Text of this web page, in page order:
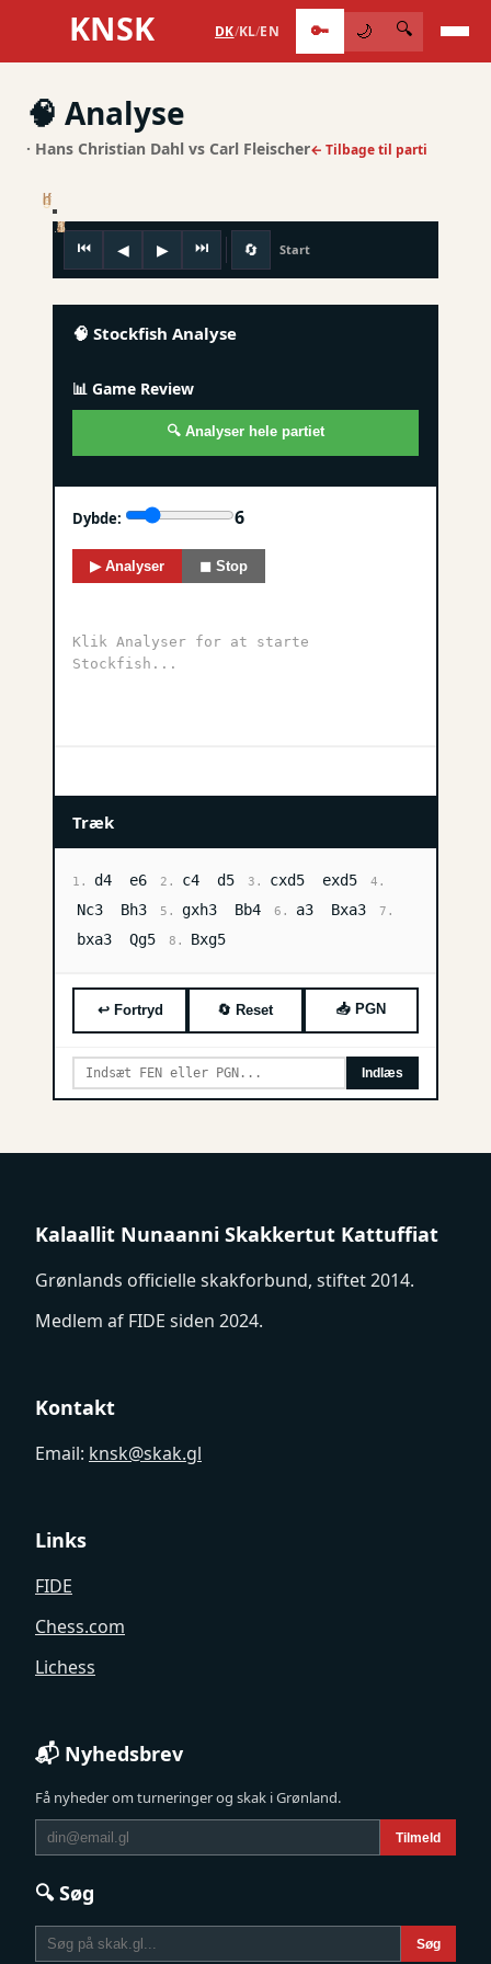
KNSK DK/KL/EN 🔑 🌙 🔍
🧠 Analyse
· Hans Christian Dahl vs Carl Fleischer← Tilbage til parti
⏮ ◀ ▶ ⏭ 🔄 Start
🧠 Stockfish Analyse
📊 Game Review
🔍 Analyser hele partiet
Dybde: 6
▶ Analyser ◼ Stop
Klik Analyser for at starte
Stockfish...
Træk
1. d4 e6 2. c4 d5 3. cxd5 exd5 4.
Nc3 Bh3 5. gxh3 Bb4 6. a3 Bxa3 7.
bxa3 Qg5 8. Bxg5
↩ Fortryd 🔄 Reset 📥 PGN
Indlæs
Kalaallit Nunaanni Skakkertut Kattuffiat
Grønlands officielle skakforbund, stiftet 2014.
Medlem af FIDE siden 2024.
Kontakt
Email: knsk@skak.gl
Links
FIDE
Chess.com
Lichess
📬 Nyhedsbrev
Få nyheder om turneringer og skak i Grønland.
Tilmeld
🔍 Søg
Søg